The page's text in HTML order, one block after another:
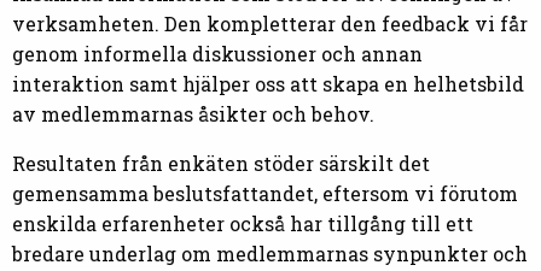
verksamheten. Den kompletterar den feedback vi får
genom informella diskussioner och annan
interaktion samt hjälper oss att skapa en helhetsbild
av medlemmarnas åsikter och behov.
Resultaten från enkäten stöder särskilt det
gemensamma beslutsfattandet, eftersom vi förutom
enskilda erfarenheter också har tillgång till ett
bredare underlag om medlemmarnas synpunkter och